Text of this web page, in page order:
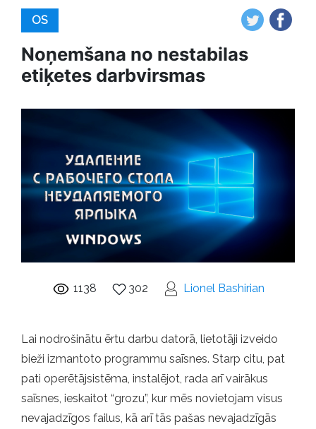
OS
Noņemšana no nestabilas
etiķetes darbvirsmas
1138 302 Lionel Bashirian
Lai nodrošinātu ērtu darbu datorā, lietotāji izveido
bieži izmantoto programmu saīsnes. Starp citu, pat
pati operētājsistēma, instalējot, rada arī vairākus
saīsnes, ieskaitot “grozu”, kur mēs novietojam visus
nevajadzīgos failus, kā arī tās pašas nevajadzīgās